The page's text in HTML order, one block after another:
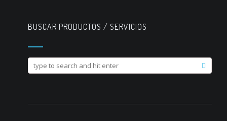
BUSCAR PRODUCTOS / SERVICIOS